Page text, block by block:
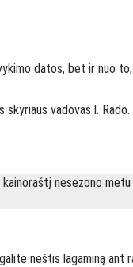
datos, bet ir nuo
skyriaus vadovas l. Rado.
nesezono
neštis lagaminą